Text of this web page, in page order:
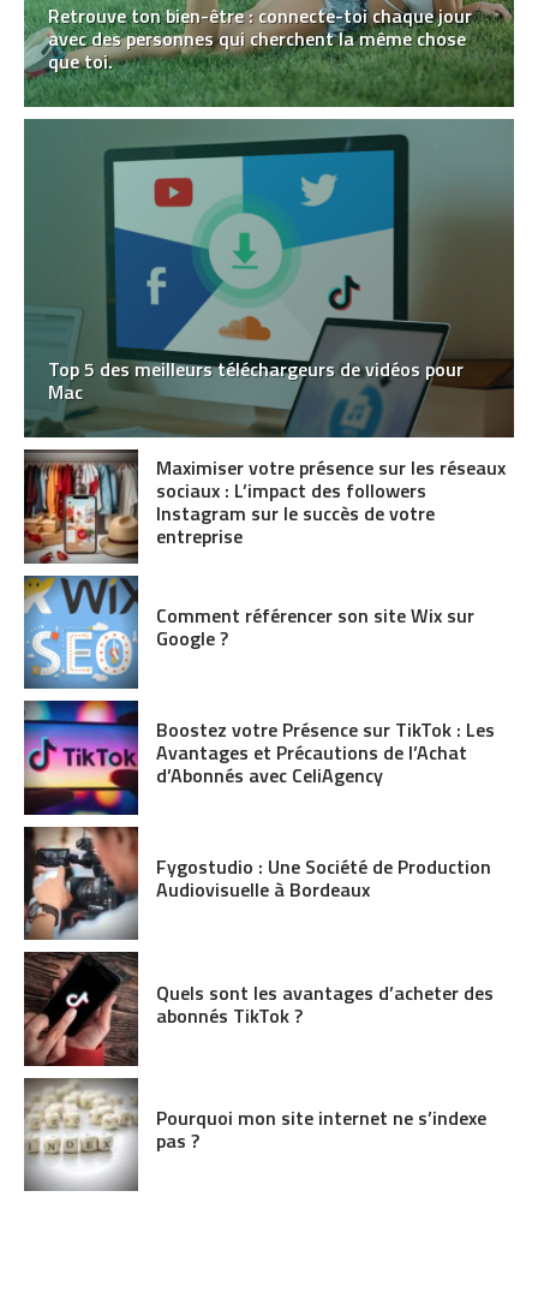
Retrouve ton bien-être : connecte-toi chaque jour
avec des personnes qui cherchent la même chose
que toi.
Top 5 des meilleurs téléchargeurs de vidéos pour
Mac
Maximiser votre présence sur les réseaux
sociaux : L’impact des followers
Instagram sur le succès de votre
entreprise
Comment référencer son site Wix sur
Google ?
Boostez votre Présence sur TikTok : Les
Avantages et Précautions de l’Achat
d’Abonnés avec CeliAgency
Fygostudio : Une Société de Production
Audiovisuelle à Bordeaux
Quels sont les avantages d’acheter des
abonnés TikTok ?
Pourquoi mon site internet ne s’indexe
pas ?